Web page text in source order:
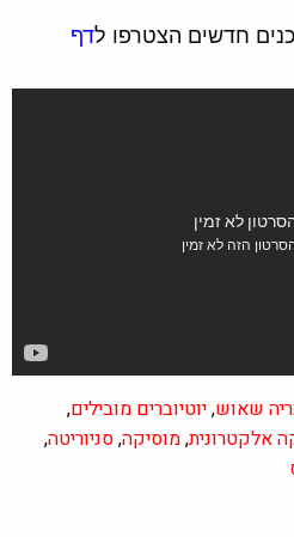
חדשים הצטרפו לדף
שאוש,יוטיוברים מובילים,
אלקטרונית,מוסיקה,סניוריטה,